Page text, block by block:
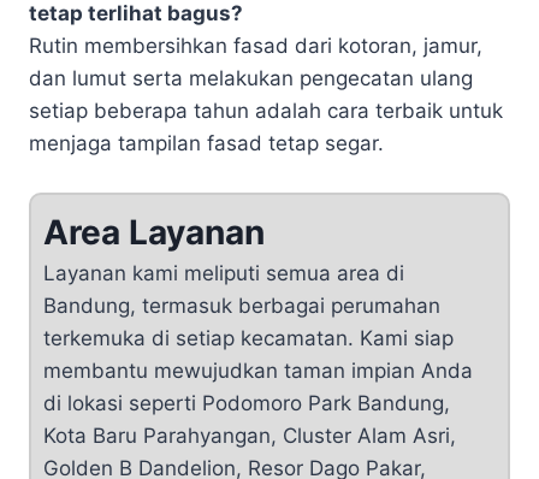
tetap terlihat bagus?
Rutin membersihkan fasad dari kotoran, jamur,
dan lumut serta melakukan pengecatan ulang
setiap beberapa tahun adalah cara terbaik untuk
menjaga tampilan fasad tetap segar.
Area Layanan
Layanan kami meliputi semua area di
Bandung, termasuk berbagai perumahan
terkemuka di setiap kecamatan. Kami siap
membantu mewujudkan taman impian Anda
di lokasi seperti Podomoro Park Bandung,
Kota Baru Parahyangan, Cluster Alam Asri,
Golden B Dandelion, Resor Dago Pakar,